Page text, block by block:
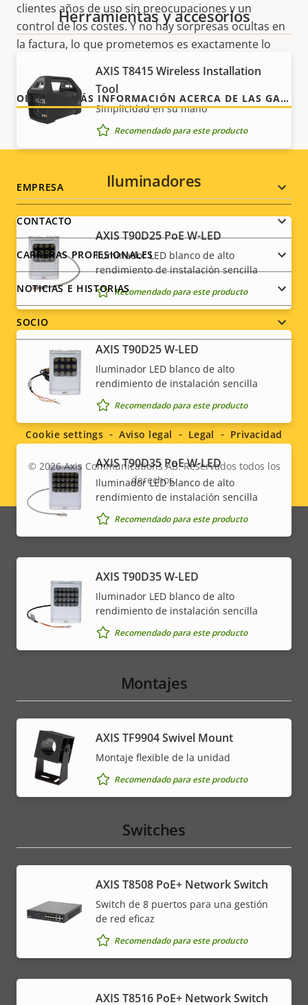
Herramientas y accesorios
AXIS T8415 Wireless Installation
Tool
Simplicidad en su mano
Recomendado para este producto
Iluminadores
AXIS T90D25 PoE W-LED
Iluminador LED blanco de alto
rendimiento de instalación sencilla
Recomendado para este producto
AXIS T90D25 W-LED
Iluminador LED blanco de alto
rendimiento de instalación sencilla
Recomendado para este producto
AXIS T90D35 PoE W-LED
Iluminador LED blanco de alto
rendimiento de instalación sencilla
Recomendado para este producto
AXIS T90D35 W-LED
Iluminador LED blanco de alto
rendimiento de instalación sencilla
Recomendado para este producto
Montajes
AXIS TF9904 Swivel Mount
Montaje flexible de la unidad
Recomendado para este producto
Switches
AXIS T8508 PoE+ Network Switch
Switch de 8 puertos para una gestión
de red eficaz
Recomendado para este producto
AXIS T8516 PoE+ Network Switch
clientes años de uso sin preocupaciones y un
control de los costes. Y no hay sorpresas ocultas en
la factura, lo que prometemos es exactamente lo
OBTENGA MÁS INFORMACIÓN ACERCA DE LAS GARANTÍAS DE AXIS
Footer
menu
EMPRESA
CONTACTO
CARRERAS PROFESIONALES
NOTICIAS E HISTORIAS
SOCIO
Social
menu
Legal
menu
© 2026Axis Communications AB. Reservados todos los
derechos.
Cookie settings Aviso legal Legal Privacidad